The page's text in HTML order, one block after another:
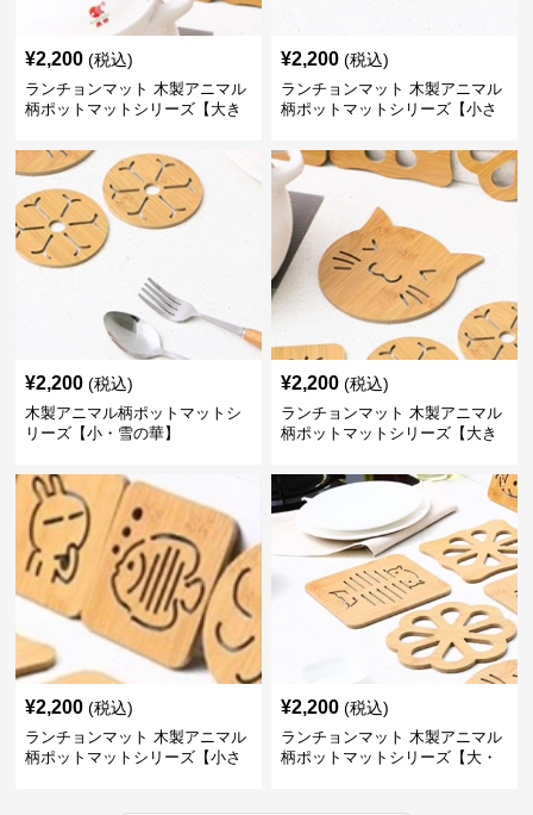
¥2,200 (税込)
ランチョンマット 木製アニマル
柄ポットマットシリーズ【大き
¥2,200 (税込)
ランチョンマット 木製アニマル
柄ポットマットシリーズ【小さ
¥2,200 (税込)
木製アニマル柄ポットマットシ
リーズ【小・雪の華】
¥2,200 (税込)
ランチョンマット 木製アニマル
柄ポットマットシリーズ【大き
¥2,200 (税込)
ランチョンマット 木製アニマル
柄ポットマットシリーズ【小さ
¥2,200 (税込)
ランチョンマット 木製アニマル
柄ポットマットシリーズ【大・